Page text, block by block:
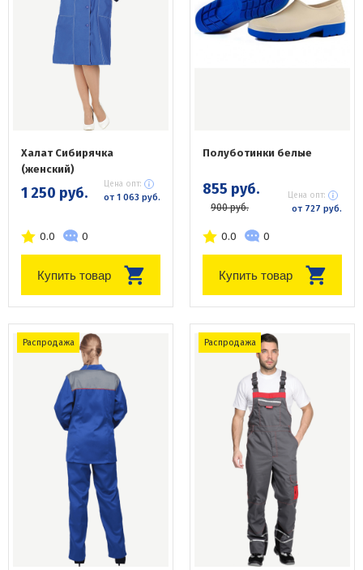
Халат Сибирячка
(женский)
1 250 руб. Цена опт:
от 1 063 руб.
0.0 0
Купить товар
Полуботинки белые
855 руб.
900 руб.
Цена опт:
от 727 руб.
0.0 0
Купить товар
Распродажа Распродажа